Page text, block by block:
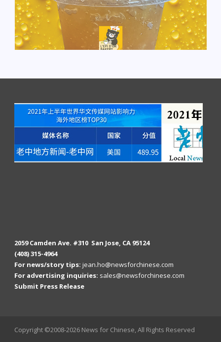
2059 Camden Ave. #310 San Jose, CA 95124
(408) 315-4964
For news/story tips: jean.ho@newsforchinese.com
For advertising inquiries: sales@newsforchinese.com
Submit Press Release
Copyright ©2008-2026 News for Chinese, All Rights Reserved